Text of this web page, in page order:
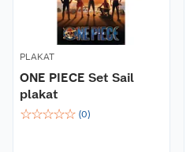
PLAKAT
ONE PIECE Set Sail
plakat
☆☆☆☆☆ (0)